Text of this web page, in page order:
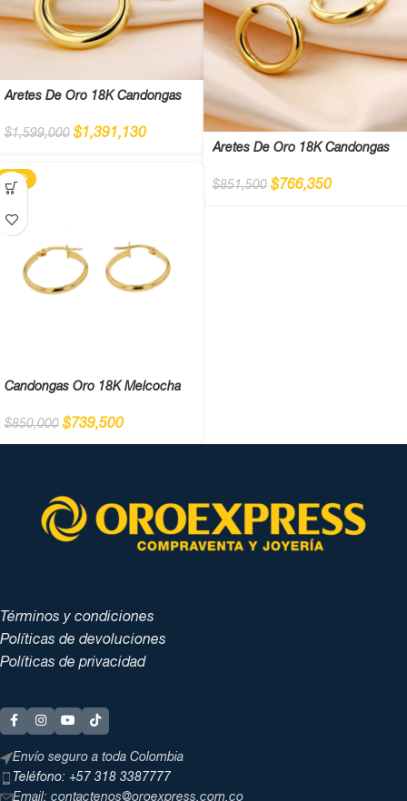
Aretes De Oro 18K Candongas
$1,599,000 $1,391,130
Aretes De Oro 18K Candongas
$851,500 $766,350
-13%
Candongas Oro 18K Melcocha
$850,000 $739,500
Términos y condiciones
Políticas de devoluciones
Políticas de privacidad
Envío seguro a toda Colombia
Teléfono: +57 318 3387777
Email: contactenos@oroexpress.com.co